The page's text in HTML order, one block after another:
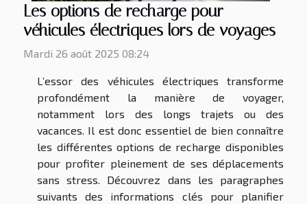
Les options de recharge pour
véhicules électriques lors de voyages
Mardi 26 août 2025 08:24
L’essor des véhicules électriques transforme
profondément la manière de voyager,
notamment lors des longs trajets ou des
vacances. Il est donc essentiel de bien connaître
les différentes options de recharge disponibles
pour profiter pleinement de ses déplacements
sans stress. Découvrez dans les paragraphes
suivants des informations clés pour planifier